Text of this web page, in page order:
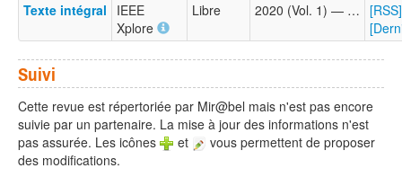
Texte intégral
IEEE
Xplore
Libre 2020 (Vol. 1) — … [RSS]
Suivi
Cette revue est répertoriée par Mir@bel mais n'est pas encore
suivie par un partenaire. La mise à jour des informations n'est
pas assurée. Les icônes
et
vous permettent de proposer
des modifications.